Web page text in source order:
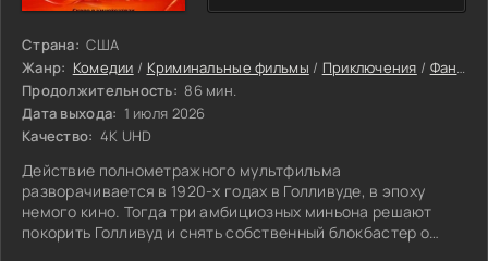
Страна: США
Жанр: Комедии / Криминальные фильмы / Приключения / Фантастика
Продолжительность: 86 мин.
Дата выхода: 1 июля 2026
Качество: 4K UHD
Действие полнометражного мультфильма
разворачивается в 1920-х годах в Голливуде, в эпоху
немого кино. Тогда три амбициозных миньона решают
покорить Голливуд и снять собственный блокбастер о